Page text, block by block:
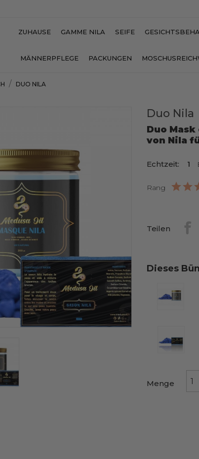
ZUHAUSE GAMME NILA SEIFE
MÄNNERPFLEGE PACKUNGEN
DUO NILA
Artikelbündel
Duo Nila
Duo
von Nila
Echtzeit: 1
Rang
Teilen
Dieses
Menge